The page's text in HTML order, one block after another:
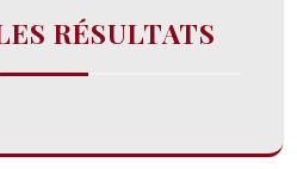
RÉSULTATS